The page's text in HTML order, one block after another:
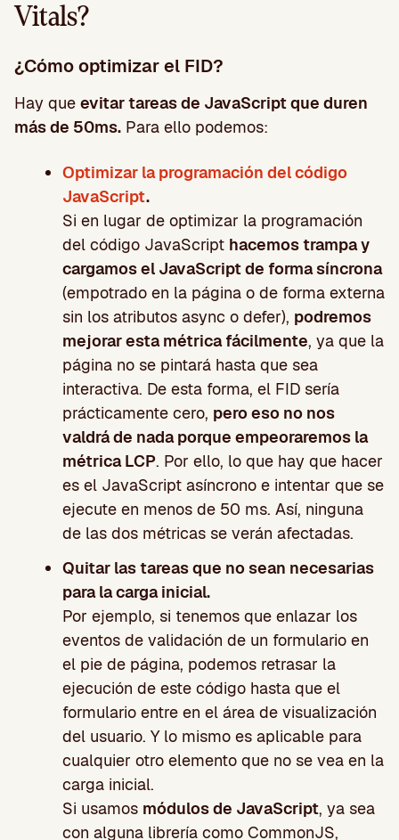
Vitals?
¿Cómo optimizar el FID?
Hay que evitar tareas de JavaScript que duren
más de 50ms. Para ello podemos:
Optimizar la programación del código
JavaScript.
Si en lugar de optimizar la programación
del código JavaScript hacemos trampa y
cargamos el JavaScript de forma síncrona
(empotrado en la página o de forma externa
sin los atributos async o defer), podremos
mejorar esta métrica fácilmente, ya que la
página no se pintará hasta que sea
interactiva. De esta forma, el FID sería
prácticamente cero, pero eso no nos
valdrá de nada porque empeoraremos la
métrica LCP. Por ello, lo que hay que hacer
es el JavaScript asíncrono e intentar que se
ejecute en menos de 50 ms. Así, ninguna
de las dos métricas se verán afectadas.
Quitar las tareas que no sean necesarias
para la carga inicial.
Por ejemplo, si tenemos que enlazar los
eventos de validación de un formulario en
el pie de página, podemos retrasar la
ejecución de este código hasta que el
formulario entre en el área de visualización
del usuario. Y lo mismo es aplicable para
cualquier otro elemento que no se vea en la
carga inicial.
Si usamos módulos de JavaScript, ya sea
con alguna librería como CommonJS,